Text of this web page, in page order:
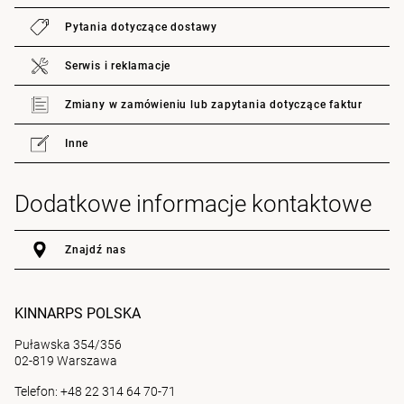
Pytania dotyczące dostawy
Serwis i reklamacje
Zmiany w zamówieniu lub zapytania dotyczące faktur
Inne
Dodatkowe informacje kontaktowe
Znajdź nas
KINNARPS POLSKA
Puławska 354/356
02-819 Warszawa
Telefon: +48 22 314 64 70-71